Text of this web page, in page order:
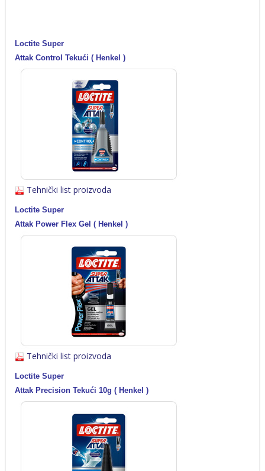
Loctite Super
Attak Control Tekući ( Henkel )
Tehnički list proizvoda
Loctite Super
Attak Power Flex Gel ( Henkel )
Tehnički list proizvoda
Loctite Super
Attak Precision Tekući 10g ( Henkel )